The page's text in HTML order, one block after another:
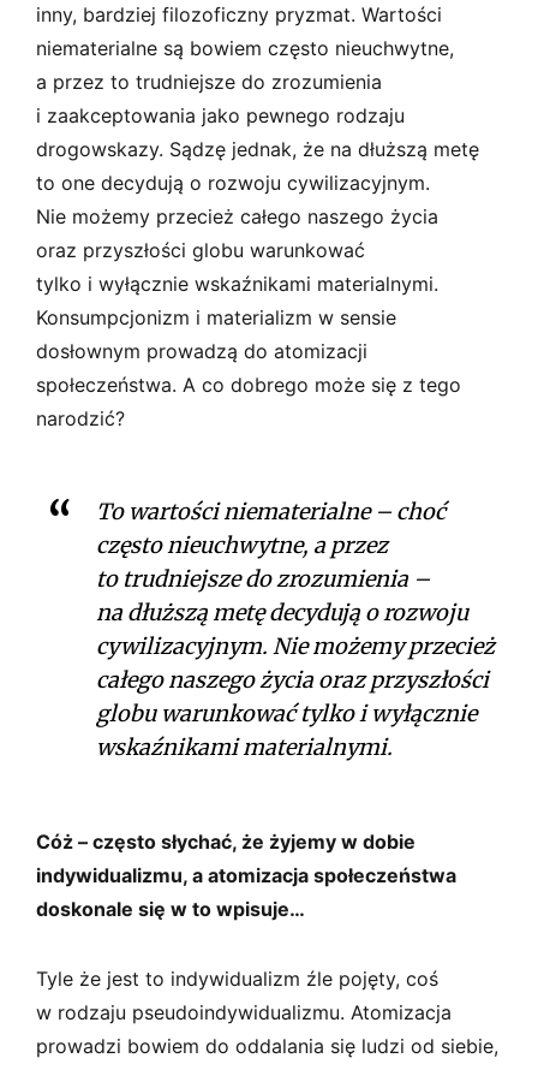
inny, bardziej filozoficzny pryzmat. Wartości
niematerialne są bowiem często nieuchwytne,
a przez to trudniejsze do zrozumienia
i zaakceptowania jako pewnego rodzaju
drogowskazy. Sądzę jednak, że na dłuższą metę
to one decydują o rozwoju cywilizacyjnym.
Nie możemy przecież całego naszego życia
oraz przyszłości globu warunkować
tylko i wyłącznie wskaźnikami materialnymi.
Konsumpcjonizm i materializm w sensie
dosłownym prowadzą do atomizacji
społeczeństwa. A co dobrego może się z tego
narodzić?
To wartości niematerialne – choć
często nieuchwytne, a przez
to trudniejsze do zrozumienia –
na dłuższą metę decydują o rozwoju
cywilizacyjnym. Nie możemy przecież
całego naszego życia oraz przyszłości
globu warunkować tylko i wyłącznie
wskaźnikami materialnymi.
Cóż – często słychać, że żyjemy w dobie
indywidualizmu, a atomizacja społeczeństwa
doskonale się w to wpisuje…
Tyle że jest to indywidualizm źle pojęty, coś
w rodzaju pseudoindywidualizmu. Atomizacja
prowadzi bowiem do oddalania się ludzi od siebie,